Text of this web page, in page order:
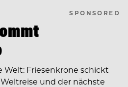
SPONSORED
Welt: Friesenkrone schickt
und der nächste